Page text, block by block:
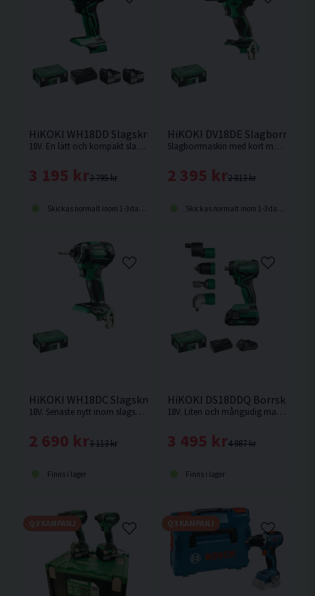
HiKOKI WH18DD Slagskruvdragare 18V (2x5,0Ah)
18V. En lätt och kompakt slagskruvdragare med enastående balans och manövrerbarhet från Hikoki.
3 795 kr
3 195 kr
Skickas normalt inom 1-3 dagar
HiKOKI DV18DE
Slagborrmaskin med kort maskinkropp och enastående balans. Levereras utan batteri & laddare. Ersättare till DV18DBSL.
2 813 kr
2 395 kr
Skickas normalt inom 1-3 dagar
HiKOKI WH18DC Slagskruvdragare 18V HSC
18V. Senaste nytt inom slagskruvdragare från HiKOKI. IP56 Klassad. Levereras utan batteri och laddare.
3 113 kr
2 690 kr
Finns i lager
HiKOKI DS18DDQ
18V. Liten och mångsidig maskin med fyra chuckar i kompakt maskinkropp ger maximal åtkomst i trånga utrymmen.
4 987 kr
3 495 kr
Finns i lager
Q3 KAMPANJ Q3 KAMPANJ